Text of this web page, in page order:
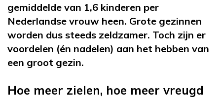
gemiddelde van 1,6 kinderen per
Nederlandse vrouw heen. Grote gezinnen
worden dus steeds zeldzamer. Toch zijn er
voordelen (én nadelen) aan het hebben van
een groot gezin.
Hoe meer zielen, hoe meer vreugd